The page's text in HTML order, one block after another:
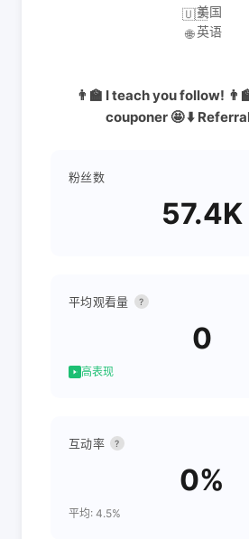
🇺🇸美国
🌐 英语
👨‍🏫 I teach you follow!
couponer 🤩 ⬇️
粉丝数
57.4K
平均观看量 ?
0
高表现
互动率 ?
0%
平均: 4.5%